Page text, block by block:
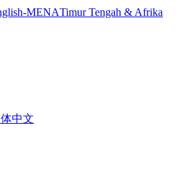
MENATimur Tengah & Afrika
中文